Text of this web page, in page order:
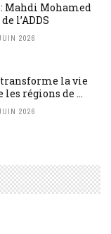
: Mahdi Mohamed
l’ADDS
2026
transforme la vie
régions de ...
2026